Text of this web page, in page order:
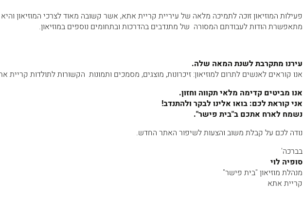
פעילות המוזיאון זוכה לתמיכה מלאה של עיריית קריית אתא, אשר קשובה מאוד לצרכי המוזיאון והיא
מתאפשרת הודות לעבודתם המסורה של מתנדבים בהדרכות ובתחומים נוספים במוזיאון.
עירנו מתקרבת לשנת המאה שלה.
אנו קוראים לאנשים לתרום למוזיאון: זיכרונות, מוצגים, מסמכים ותמונות הקשורות לתולדות קריית
אנו מביטים קדימה מלאי תקווה וחזון.
אני קוראת לכם: בואו אלינו לבקר ולהתנדב!
נשמח לארח אתכם ב"בית פישר".
נודה לכם על קבלת משוב והצעות לשיפור האתר החדש.
בברכה'
סופיה לוי
מנהלת מוזיאון "בית פישר"
קריית אתא